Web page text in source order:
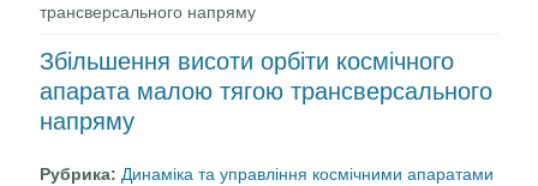
трансверсального напряму
Збiльшення висоти орбiти космiчного
апарата малою тягою трансверсального
напряму
Рубрика: Динаміка та управління космічними апаратами